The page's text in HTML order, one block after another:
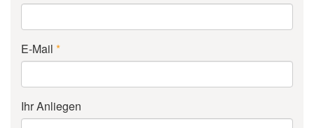
E-Mail *
Ihr Anliegen